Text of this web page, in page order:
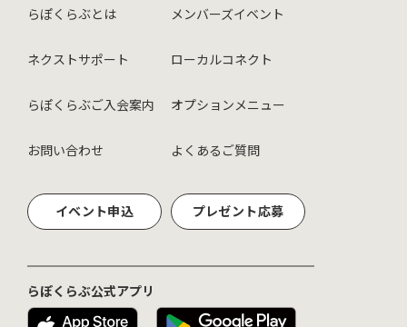
らぽくらぶとは
ネクストサポート
らぽくらぶご入会案内
お問い合わせ
メンバーズイベント
ローカルコネクト
オプションメニュー
よくあるご質問
イベント申込 プレゼント応募
らぽくらぶ公式アプリ